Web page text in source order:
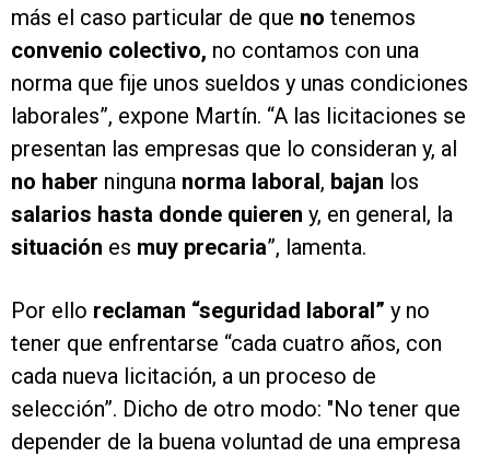
más el caso particular de que no tenemos
convenio colectivo, no contamos con una
norma que fije unos sueldos y unas condiciones
laborales”, expone Martín. “A las licitaciones se
presentan las empresas que lo consideran y, al
no haber ninguna norma laboral, bajan los
salarios hasta donde quieren y, en general, la
situación es muy precaria”, lamenta.
Por ello reclaman “seguridad laboral” y no
tener que enfrentarse “cada cuatro años, con
cada nueva licitación, a un proceso de
selección”. Dicho de otro modo: "No tener que
depender de la buena voluntad de una empresa